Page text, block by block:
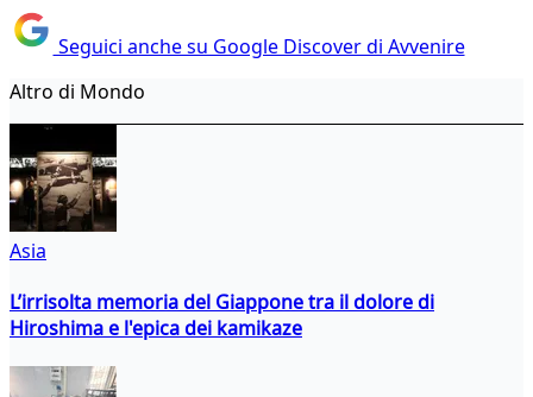
Seguici anche su Google Discover di Avvenire
Altro di Mondo
Asia
L’irrisolta memoria del Giappone tra il dolore di
Hiroshima e l'epica dei kamikaze